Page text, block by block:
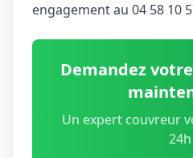
engagement au 04 58 10
Demandez
Un expert couvreur
24h